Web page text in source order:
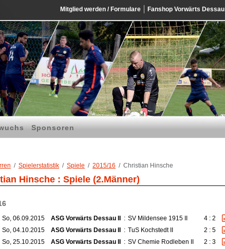
Mitglied werden / Formulare Fanshop Vorwärts Dessau
Sponsoren
Spielerstatistik Spiele 2015/16 Christian Hinsche
Hinsche : Spiele (2.Männer)
So, 06.09.2015 ASG Vorwärts Dessau II : SV Mildensee 1915 II
4 : 2
So, 04.10.2015 ASG Vorwärts Dessau II : TuS Kochstedt II
2 : 5
So, 25.10.2015 ASG Vorwärts Dessau II : SV Chemie Rodleben II
2 : 3